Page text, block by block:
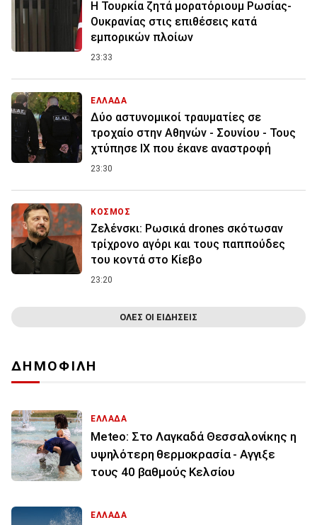
Η Τουρκία ζητά μορατόριουμ Ρωσίας-
Ουκρανίας στις επιθέσεις κατά
εμπορικών πλοίων
23:33
ΕΛΛΑΔΑ
Δύο αστυνομικοί τραυματίες σε
τροχαίο στην Αθηνών - Σουνίου - Τους
χτύπησε ΙΧ που έκανε αναστροφή
23:30
ΚΟΣΜΟΣ
Ζελένσκι: Ρωσικά drones σκότωσαν
τρίχρονο αγόρι και τους παππούδες
του κοντά στο Κίεβο
23:20
ΟΛΕΣ ΟΙ ΕΙΔΗΣΕΙΣ
ΔΗΜΟΦΙΛΗ
ΕΛΛΑΔΑ
Meteo: Στο Λαγκαδά Θεσσαλονίκης η
υψηλότερη θερμοκρασία - Αγγιξε
τους 40 βαθμούς Κελσίου
ΕΛΛΑΔΑ